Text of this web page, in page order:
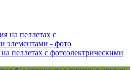
пеллетах с фотоэлектрическими